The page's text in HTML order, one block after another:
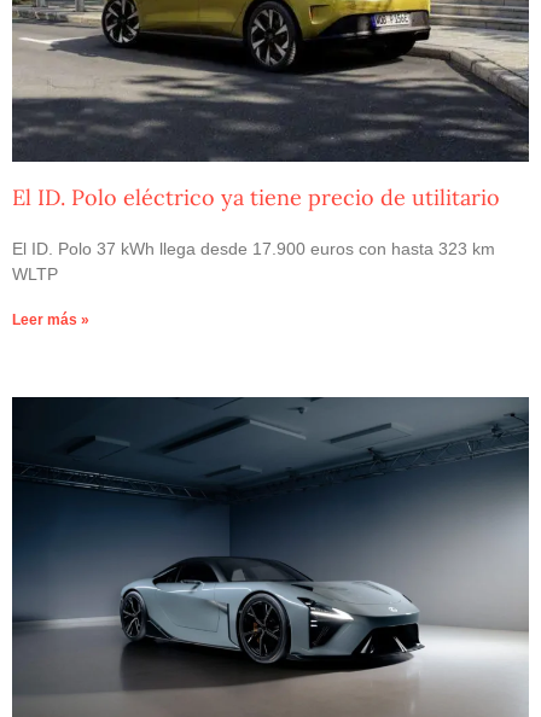
El ID. Polo eléctrico ya tiene precio de utilitario
El ID. Polo 37 kWh llega desde 17.900 euros con hasta 323 km
WLTP
Leer más »